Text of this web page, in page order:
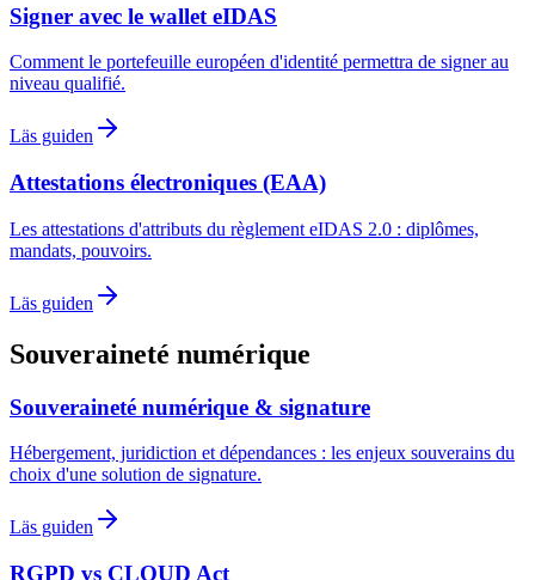
Signer avec le wallet eIDAS
Comment le portefeuille européen d'identité permettra de signer au
niveau qualifié.
Läs guiden
Attestations électroniques (EAA)
Les attestations d'attributs du règlement eIDAS 2.0 : diplômes,
mandats, pouvoirs.
Läs guiden
Souveraineté numérique
Souveraineté numérique & signature
Hébergement, juridiction et dépendances : les enjeux souverains du
choix d'une solution de signature.
Läs guiden
RGPD vs CLOUD Act